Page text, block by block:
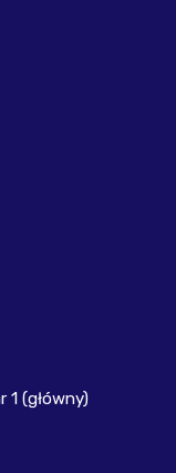
1 (główny)